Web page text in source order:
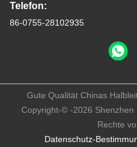
Telefon:
86-0755-28102935
Datenschutz-
Gute Qualität Chinas
Copyright-© -2026 Shenzhen
Rechte